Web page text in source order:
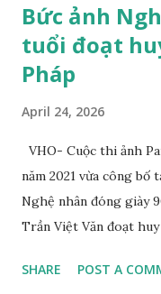
Bức ảnh
tuổi đoạt
Pháp
April 24, 2026
VHO- Cuộc thi ảnh
năm 2021 vừa công
Nghệ nhân đóng giày
Trần Việt Văn đoạt huy
đoạt giải của anh
SHARE POST A